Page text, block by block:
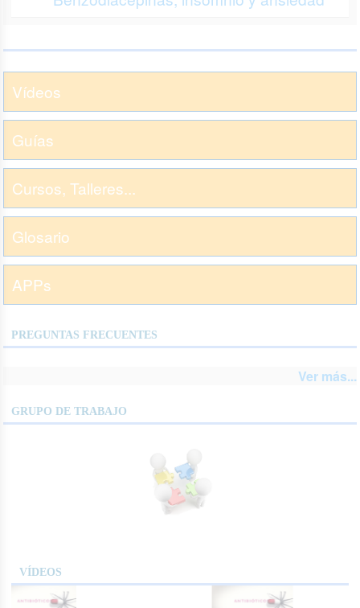
Vídeos
Guías
Cursos, Talleres...
Glosario
APPs
PREGUNTAS FRECUENTES
Ver más...
GRUPO DE TRABAJO
VÍDEOS